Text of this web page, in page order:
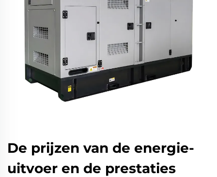
De prijzen van de energie-
uitvoer en de prestaties